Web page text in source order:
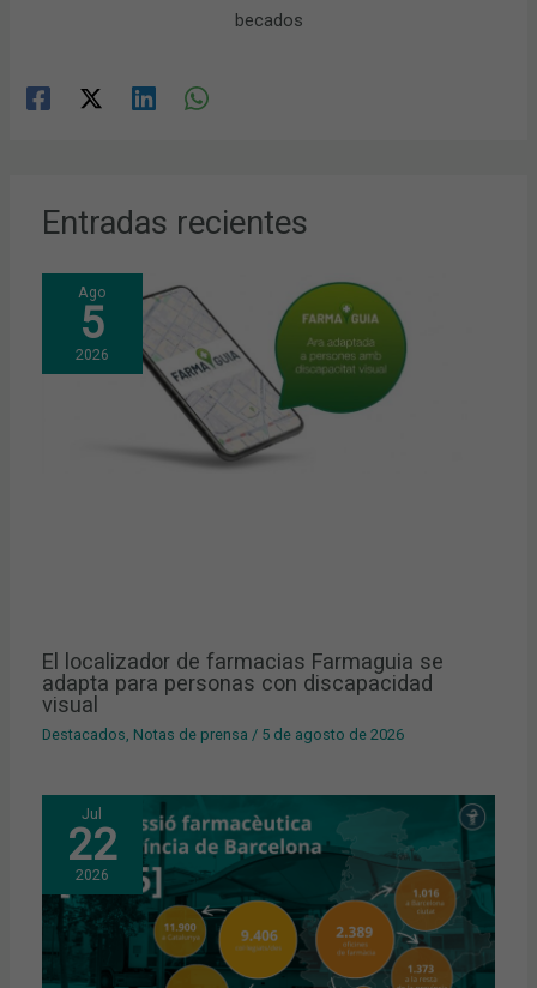
becados
Entradas recientes
Ago
5
2026
El localizador de farmacias Farmaguia se
adapta para personas con discapacidad
visual
Destacados, Notas de prensa / 5 de agosto de 2026
Jul
22
2026